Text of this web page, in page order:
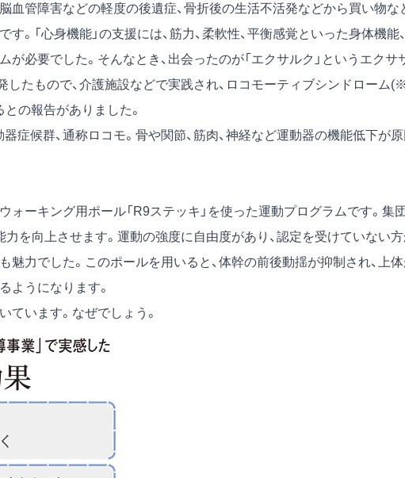
血管障害などの軽度の後遺症、骨折後の生活不活発などから買い物な
。「心身機能」の支援には、筋力、柔軟性、平衡感覚といった身体機能、
必要でした。そんなとき、出会ったのが「エクサルク」というエクサ
したもので、介護施設などで実践され、ロコモーティブシンドローム
の報告がありました。
症候群、通称ロコモ。骨や関節、筋肉、神経など運動器の機能低下が原
ォーキング用ポール「R9ステッキ」を使った運動プログラムです。集団
力を向上させます。運動の強度に自由度があり、認定を受けていない
魅力でした。このポールを用いると、体幹の前後動揺が抑制され、上
ようになります。
います。なぜでしょう。